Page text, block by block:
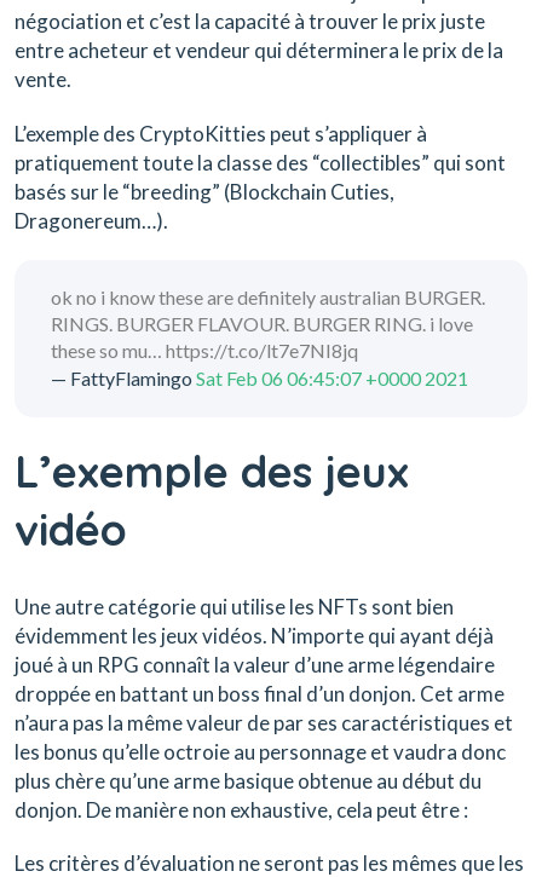
négociation et c’est la capacité à trouver le prix juste
entre acheteur et vendeur qui déterminera le prix de la
vente.
L’exemple des CryptoKitties peut s’appliquer à
pratiquement toute la classe des “collectibles” qui sont
basés sur le “breeding” (Blockchain Cuties,
Dragonereum…).
ok no i know these are definitely australian BURGER.
RINGS. BURGER FLAVOUR. BURGER RING. i love
these so mu… https://t.co/lt7e7NI8jq
— FattyFlamingo Sat Feb 06 06:45:07 +0000 2021
L’exemple des jeux
vidéo
Une autre catégorie qui utilise les NFTs sont bien
évidemment les jeux vidéos. N’importe qui ayant déjà
joué à un RPG connaît la valeur d’une arme légendaire
droppée en battant un boss final d’un donjon. Cet arme
n’aura pas la même valeur de par ses caractéristiques et
les bonus qu’elle octroie au personnage et vaudra donc
plus chère qu’une arme basique obtenue au début du
donjon. De manière non exhaustive, cela peut être :
Les critères d’évaluation ne seront pas les mêmes que les